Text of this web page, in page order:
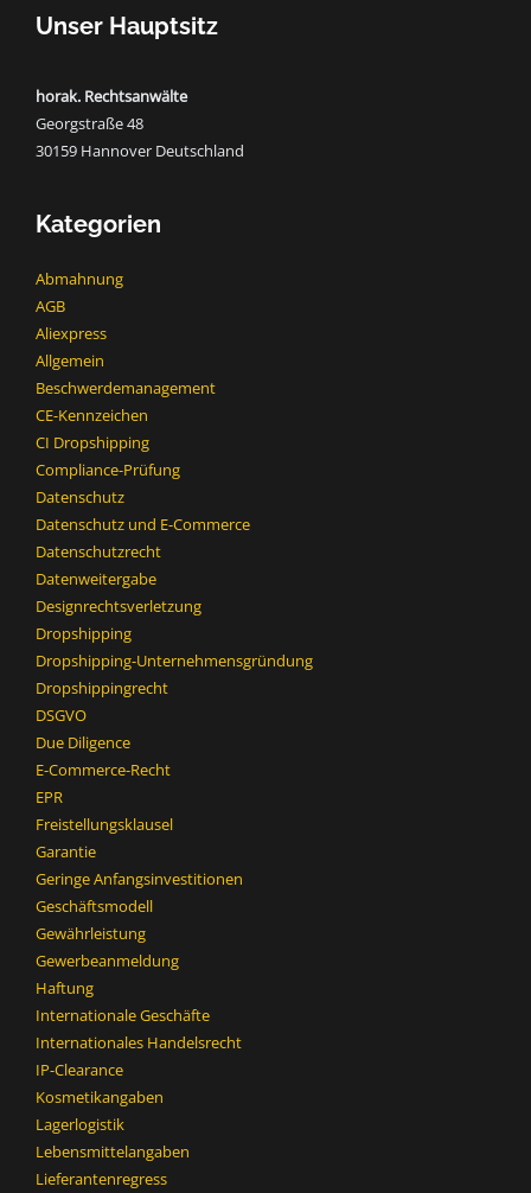
Unser Hauptsitz
horak. Rechtsanwälte
Georgstraße 48
30159 Hannover Deutschland
Kategorien
Abmahnung
AGB
Aliexpress
Allgemein
Beschwerdemanagement
CE-Kennzeichen
CI Dropshipping
Compliance-Prüfung
Datenschutz
Datenschutz und E-Commerce
Datenschutzrecht
Datenweitergabe
Designrechtsverletzung
Dropshipping
Dropshipping-Unternehmensgründung
Dropshippingrecht
DSGVO
Due Diligence
E-Commerce-Recht
EPR
Freistellungsklausel
Garantie
Geringe Anfangsinvestitionen
Geschäftsmodell
Gewährleistung
Gewerbeanmeldung
Haftung
Internationale Geschäfte
Internationales Handelsrecht
IP-Clearance
Kosmetikangaben
Lagerlogistik
Lebensmittelangaben
Lieferantenregress